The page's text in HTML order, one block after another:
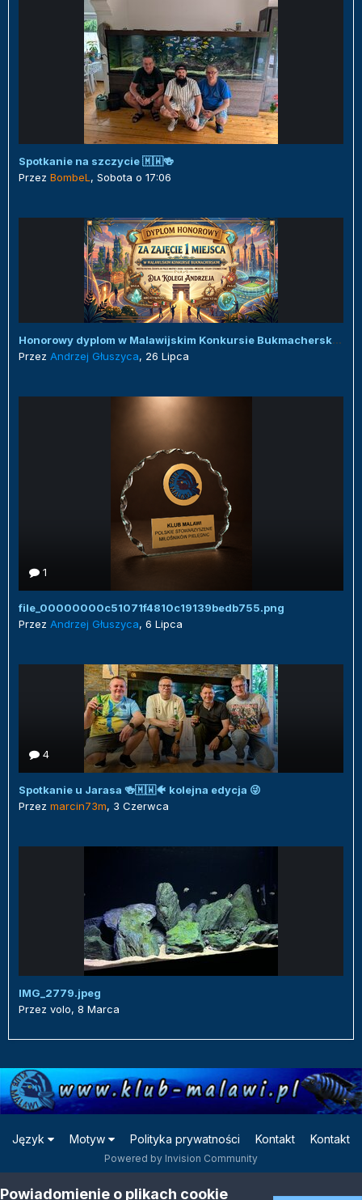
Spotkanie na szczycie 🇲🇼🍻
Przez BombeL , Sobota o 17:06
Honorowy dyplom w Malawijskim Konkursie Bukmacherskim :)
Przez Andrzej Głuszyca, 26 Lipca
1
file_00000000c51071f4810c19139bedb755.png
Przez Andrzej Głuszyca, 6 Lipca
4
Spotkanie u Jarasa 🍻🇲🇼🐠 kolejna edycja 😜
Przez marcin73m, 3 Czerwca
IMG_2779.jpeg
Przez volo, 8 Marca
Język Motyw Polityka prywatności Kontakt Kontakt
Powered by Invision Community
Powiadomienie o plikach cookie